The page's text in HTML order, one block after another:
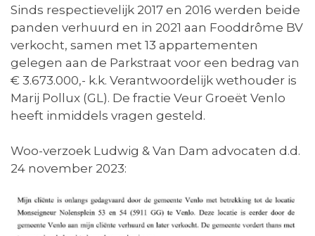
Sinds respectievelijk 2017 en 2016 werden beide
panden verhuurd en in 2021 aan Fooddrôme BV
verkocht, samen met 13 appartementen
gelegen aan de Parkstraat voor een bedrag van
€ 3.673.000,- k.k. Verantwoordelijk wethouder is
Marij Pollux (GL). De fractie Veur Groeët Venlo
heeft inmiddels vragen gesteld.
Woo-verzoek Ludwig & Van Dam advocaten d.d.
24 november 2023: